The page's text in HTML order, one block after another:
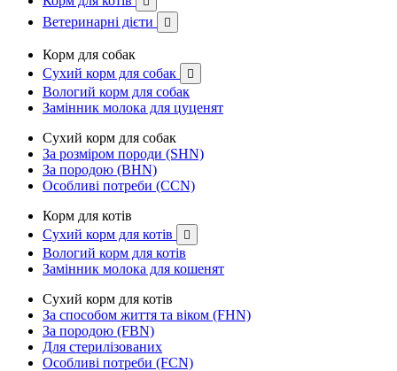
Ветеринарні дієти 
Корм для собак
Сухий корм для собак

Вологий корм для собак
Замінник молока для цуценят
Сухий корм для собак
За розміром породи (SHN)
За породою (BHN)
Особливі потреби (CCN)
Корм для котів
Сухий корм для котів

Вологий корм для котів
Замінник молока для кошенят
Сухий корм для котів
За способом життя та віком (FHN)
За породою (FBN)
Для стерилізованих
Особливі потреби (FCN)